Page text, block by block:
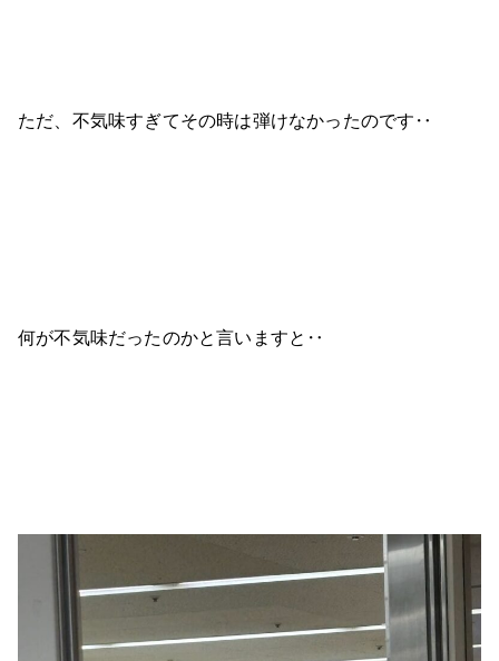
ただ、不気味すぎてその時は弾けなかったのです‥
何が不気味だったのかと言いますと‥